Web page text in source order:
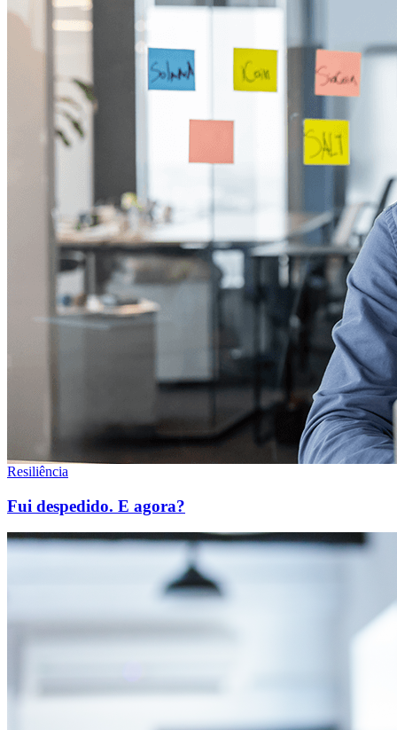
Resiliência
Fui despedido. E agora?